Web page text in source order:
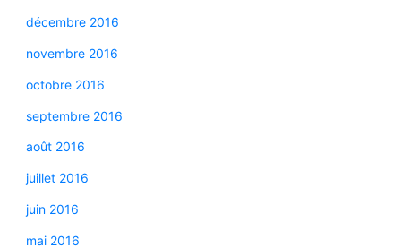
décembre 2016
novembre 2016
octobre 2016
septembre 2016
août 2016
juillet 2016
juin 2016
mai 2016